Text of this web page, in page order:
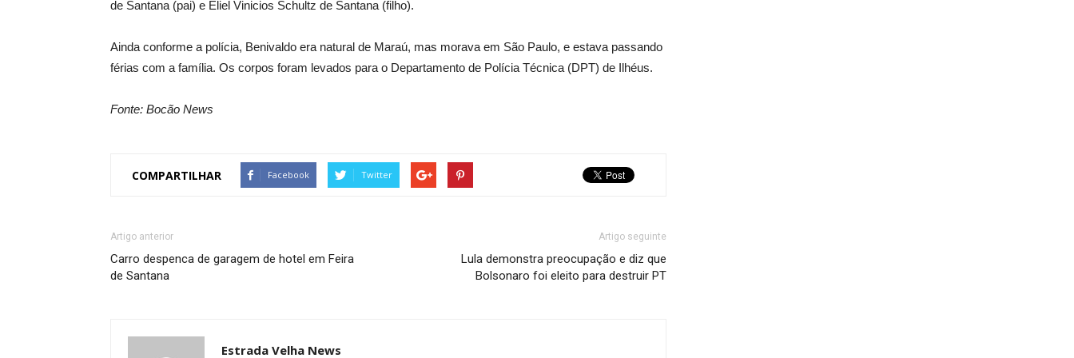
de Santana (pai) e Eliel Vinicios Schultz de Santana (filho).
Ainda conforme a polícia, Benivaldo era natural de Maraú, mas morava em São Paulo, e estava passando
férias com a família. Os corpos foram levados para o Departamento de Polícia Técnica (DPT) de Ilhéus.
Fonte: Bocão News
COMPARTILHAR Facebook Twitter
Artigo anterior
Carro despenca de garagem de hotel em Feira
de Santana
Artigo seguinte
Lula demonstra preocupação e diz que
Bolsonaro foi eleito para destruir PT
Estrada Velha News